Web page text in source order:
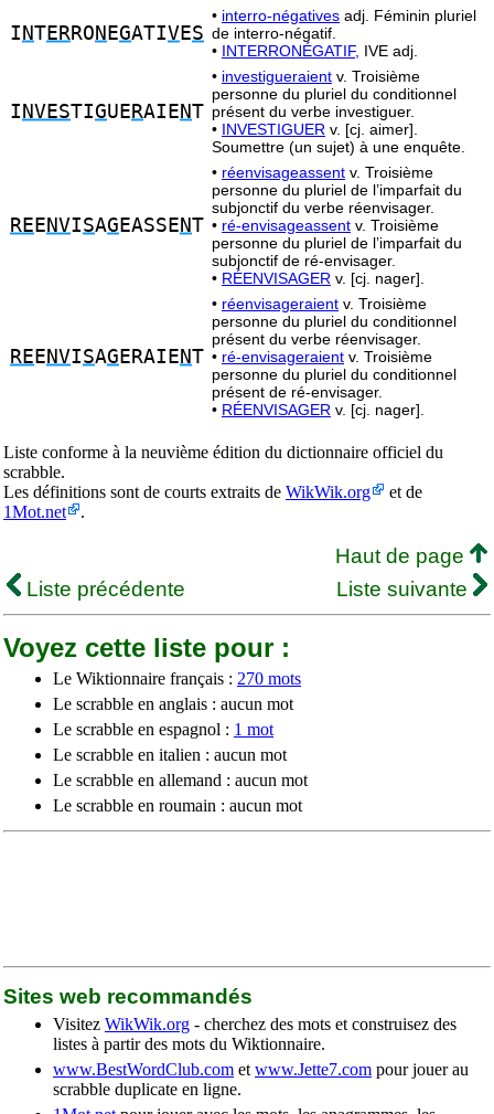
I NTERRO N EGATIVES
• interro-négatives adj. Féminin pluriel
de interro-négatif.
• INTERRONÉGATIF, IVE adj.
I NVESTIGUE RAIE NT
• investigueraient v. Troisième
personne du pluriel du conditionnel
présent du verbe investiguer.
• INVESTIGUER v. [cj. aimer].
Soumettre (un sujet) à une enquête.
RE E NVISAG EASSE NT
• réenvisageassent v. Troisième
personne du pluriel de l’imparfait du
subjonctif du verbe réenvisager.
• ré-envisageassent v. Troisième
personne du pluriel de l’imparfait du
subjonctif de ré-envisager.
• RÉENVISAGER v. [cj. nager].
RE E NVISAG ERAIE NT
• réenvisageraient v. Troisième
personne du pluriel du conditionnel
présent du verbe réenvisager.
• ré-envisageraient v. Troisième
personne du pluriel du conditionnel
présent de ré-envisager.
• RÉENVISAGER v. [cj. nager].
Liste conforme à la neuvième édition du dictionnaire officiel du
scrabble.
Les définitions sont de courts extraits de WikWik.org
et de
1Mot.net
.
Haut de page
Liste précédente
Liste suivante
Voyez cette liste pour :
Le Wiktionnaire français : 270 mots
Le scrabble en anglais : aucun mot
Le scrabble en espagnol : 1 mot
Le scrabble en italien : aucun mot
Le scrabble en allemand : aucun mot
Le scrabble en roumain : aucun mot
Sites web recommandés
Visitez WikWik.org - cherchez des mots et construisez des
listes à partir des mots du Wiktionnaire.
www.BestWordClub.com et www.Jette7.com pour jouer au
scrabble duplicate en ligne.